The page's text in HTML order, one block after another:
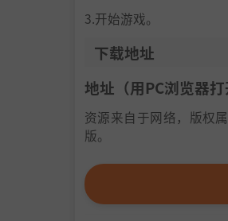
3.开始游戏。
下载地址
地址（用PC浏览器
资源来自于网络，版权
版。